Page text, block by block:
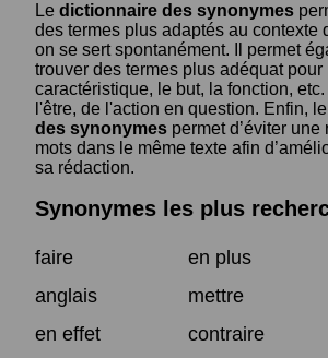
Le dictionnaire des synonymes
des termes plus adaptés au contexte
on se sert spontanément. Il permet
trouver des termes plus adéquat pour
caractéristique, le but, la fonction,
l'être, de l'action en question. Enfin, le
des synonymes permet d’éviter
mots dans le même texte afin
sa rédaction.
Synonymes les plus
faire
en plus
anglais
mettre
en effet
contraire